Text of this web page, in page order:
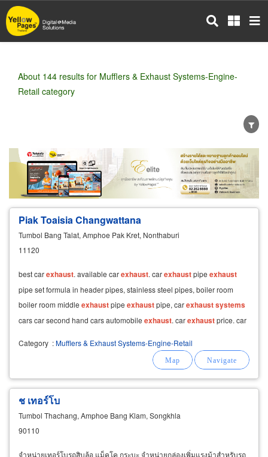
Skip
to
main
About 144 results for Mufflers & Exhaust Systems-Engine-
Retail category
Wholesale Retail Manufacturer
Dealer
Exporter/Importer
Service Business
Piak Toaisia Changwattana
Tumbol Bang Talat, Amphoe Pak Kret, Nonthaburi
11120
best carexhaust. available carexhaust. carexhaustpipe exhaust
pipe set formula in header pipes, stainless steel pipes, boiler room
boiler room middle exhaustpipe exhaustpipe, carexhaustsystems
cars car second hand cars automobile exhaust. carexhaustprice. car
Category :Mufflers & Exhaust Systems-Engine-Retail
ช เทอร์โบ
Tumbol Thachang, Amphoe Bang Klam, Songkhla
90110
จำหน่ายเทอร์โบรถสิบล้อ แม็คโค กระบะ จำหน่ายกล่องเพิ่มแรงม้าสำหรับรถ